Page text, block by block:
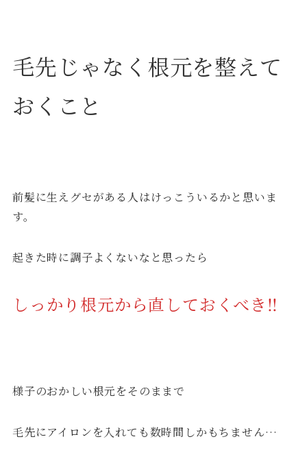
毛先じゃなく根元を整えて
おくこと
前髪に生えグセがある人はけっこういるかと思いま
す。
起きた時に調子よくないなと思ったら
しっかり根元から直しておくべき‼︎
様子のおかしい根元をそのままで
毛先にアイロンを入れても数時間しかもちません…